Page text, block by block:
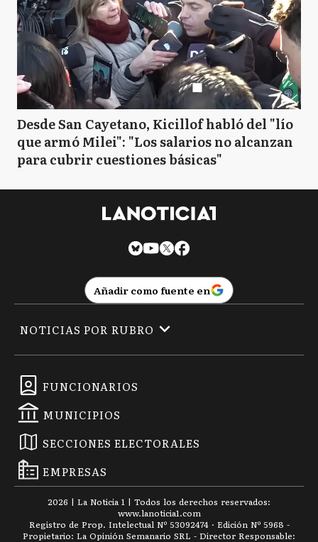
Desde San Cayetano, Kicillof habló del "lío
que armó Milei": "Los salarios no alcanzan
para cubrir cuestiones básicas"
Añadir como fuente en
FUNCIONARIOS
MUNICIPIOS
SECCIONES ELECTORALES
EMPRESAS
NOTICIAS POR RUBRO
2026 | La Noticia 1 | Todos los derechos reservados:
www.lanoticia1.com
Registro de Prop. Intelectual Nº 53092474 · Edición Nº 5968 -
Propietario: La Opinión Semanario SRL - Director Responsable: